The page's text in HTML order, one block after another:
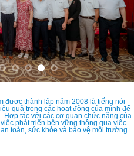
được thành lập năm 2008 là tiếng nói
quả trong các hoạt động của mình để
Hợp tác với các cơ quan chức năng của
phát triển bền vững thông qua việc
toàn, sức khỏe và bảo vệ môi trường.